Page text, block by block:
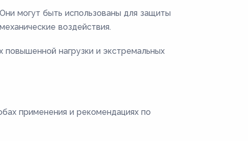
могут быть использованы для защиты
воздействия.
повышенной нагрузки и экстремальных
применения и рекомендациях по